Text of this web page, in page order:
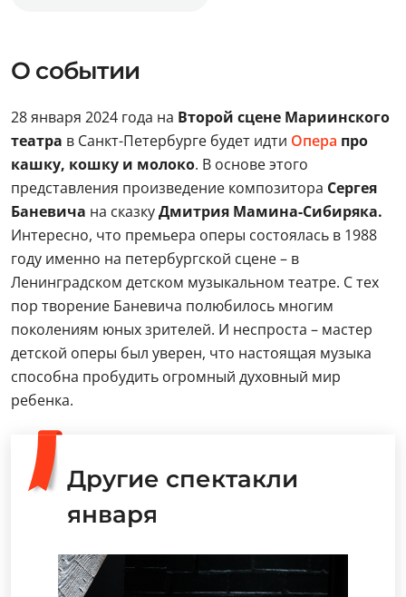
О событии
28 января 2024 года на Второй сцене Мариинского
театра в Санкт-Петербурге будет идти Опера про
кашку, кошку и молоко. В основе этого
представления произведение композитора Сергея
Баневича на сказкуДмитрия Мамина-Сибиряка.
Интересно, что премьера оперы состоялась в 1988
году именно на петербургской сцене – в
Ленинградском детском музыкальном театре. С тех
пор творение Баневича полюбилось многим
поколениям юных зрителей. И неспроста – мастер
детской оперы был уверен, что настоящая музыка
способна пробудить огромный духовный мир
ребенка.
Другие спектакли
января